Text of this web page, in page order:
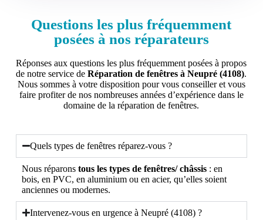
Questions les plus fréquemment
posées à nos réparateurs
Réponses aux questions les plus fréquemment posées à propos
de notre service deRéparation de fenêtres à Neupré (4108).
Nous sommes à votre disposition pour vous conseiller et vous
faire profiter de nos nombreuses années d’expérience dans le
domaine de la réparation de fenêtres.
Quels types de fenêtres réparez-vous ?
Nous réparons tous les types de fenêtres/ châssis: en
bois, en PVC, en aluminium ou en acier, qu’elles soient
anciennes ou modernes.
Intervenez-vous en urgence à Neupré (4108) ?